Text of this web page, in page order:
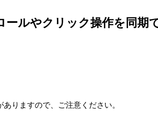
ルやクリック操作を同期
りますので、ご注意ください。